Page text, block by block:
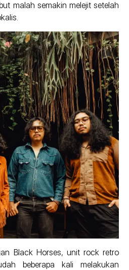
malah semakin melejit setelah
Black Horses, unit rock retro
beberapa kali melakukan